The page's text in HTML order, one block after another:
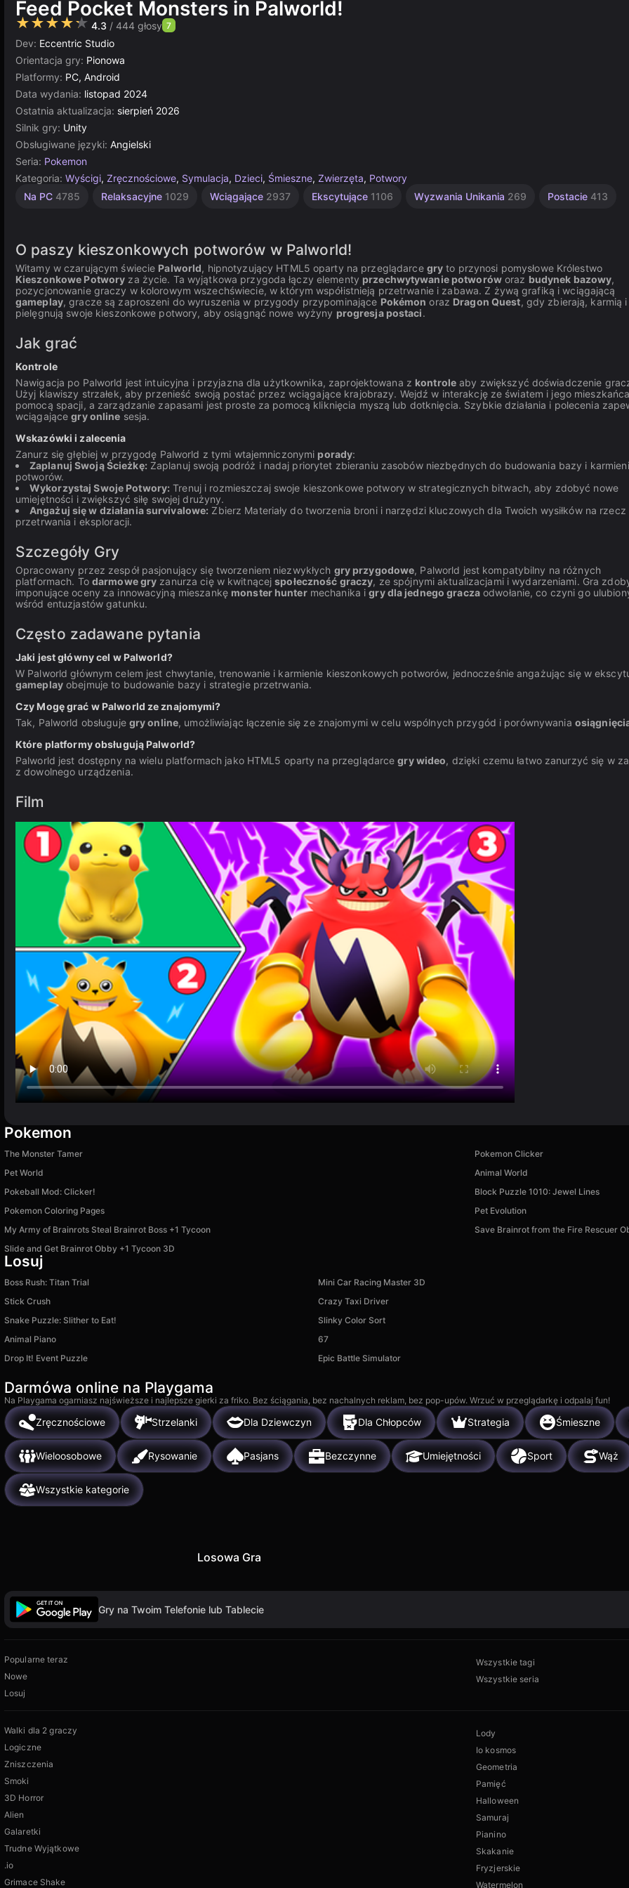
Feed Pocket Monsters in Palworld!
★★★★★ 4.3 / 444 głosy 7
Dev: Eccentric Studio
Orientacja gry: Pionowa
Platformy: PC, Android
Data wydania: listopad 2024
Ostatnia aktualizacja: sierpień 2026
Silnik gry: Unity
Obsługiwane języki: Angielski
Seria: Pokemon
Kategoria: Wyścigi, Zręcznościowe, Symulacja, Dzieci, Śmieszne, Zwierzęta, Potwory
Na PC 4785 Relaksacyjne 1029 Wciągające 2937 Ekscytujące 1106 Wyzwania Unikania 269 Postacie 413
Nieskończoność
Urocze
Edukacyjne
Łamigłówki
Zbieranie
Zręcznościowe
Komputerowe
Jednoosobowe
Rosyjskie
Proste
Multiplayer
Unity
O paszy kieszonkowych potworów w Palworld!
Witamy w czarującym świecie Palworld, hipnotyzujący HTML5 oparty na przeglądarce gry to przynosi pomysłowe Królestwo
Kieszonkowe Potwory za życie. Ta wyjątkowa przygoda łączy elementy przechwytywanie potworóworaz budynek bazowy,
pozycjonowanie graczy w kolorowym wszechświecie, w którym współistnieją przetrwanie i zabawa. Z żywą grafiką i wciągającą
gameplay, gracze są zaproszeni do wyruszenia w przygody przypominające Pokémon oraz Dragon Quest, gdy zbierają, karmią i
pielęgnują swoje kieszonkowe potwory, aby osiągnąć nowe wyżyny progresja postaci.
Jak grać
Kontrole
Nawigacja po Palworld jest intuicyjna i przyjazna dla użytkownika, zaprojektowana z kontrole aby zwiększyć doświadczenie
Użyj klawiszy strzałek, aby przenieść swoją postać przez wciągające krajobrazy. Wejdź w interakcję ze światem i jego
pomocą spacji, a zarządzanie zapasami jest proste za pomocą kliknięcia myszą lub dotknięcia. Szybkie działania i polecenia
wciągającegry online sesja.
Wskazówki i zalecenia
Zanurz się głębiej w przygodę Palworld z tymi wtajemniczonymi porady:
Zaplanuj Swoją Ścieżkę: Zaplanuj swoją podróż i nadaj priorytet zbieraniu zasobów niezbędnych do budowania bazy i
potworów.
Wykorzystaj Swoje Potwory: Trenuj i rozmieszczaj swoje kieszonkowe potwory w strategicznych bitwach, aby zdobyć nowe
umiejętności i zwiększyć siłę swojej drużyny.
Angażuj się w działania survivalowe: Zbierz Materiały do tworzenia broni i narzędzi kluczowych dla Twoich wysiłków na rzecz
przetrwania i eksploracji.
Szczegóły Gry
Opracowany przez zespół pasjonujący się tworzeniem niezwykłych gry przygodowe, Palworld jest kompatybilny na różnych
platformach. To darmowe gry zanurza cię w kwitnącejspołeczność graczy, ze spójnymi aktualizacjami i wydarzeniami. Gra
imponujące oceny za innowacyjną mieszankę monster huntermechanika igry dla jednego graczaodwołanie, co czyni go
wśród entuzjastów gatunku.
Często zadawane pytania
Jaki jest główny cel w Palworld?
W Palworld głównym celem jest chwytanie, trenowanie i karmienie kieszonkowych potworów, jednocześnie angażując się w
gameplayobejmuje to budowanie bazy i strategie przetrwania.
Czy Mogę grać w Palworld ze znajomymi?
Tak, Palworld obsługuje gry online, umożliwiając łączenie się ze znajomymi w celu wspólnych przygód i porównywania
Które platformy obsługują Palworld?
Palworld jest dostępny na wielu platformach jako HTML5 oparty na przeglądarcegry wideo, dzięki czemu łatwo zanurzyć się w
z dowolnego urządzenia.
Film
Pokemon
The Monster Tamer
Pokemon Clicker
Pet World
Animal World
Pokeball Mod: Clicker!
Block Puzzle 1010: Jewel Lines
Pokemon Coloring Pages
Pet Evolution
My Army of Brainrots Steal Brainrot Boss +1 Tycoon
Save Brainrot from the Fire Rescuer
Slide and Get Brainrot Obby +1 Tycoon 3D
Losuj
Boss Rush: Titan Trial Mini Car Racing Master 3D
Stick Crush
Crazy Taxi Driver
Snake Puzzle: Slither to Eat!
Slinky Color Sort
Animal Piano
67
Drop It! Event Puzzle
Epic Battle Simulator
Darmówa online na Playgama
Na Playgama ogarniasz najświeższe i najlepsze gierki za friko. Bez ściągania, bez nachalnych reklam, bez pop-upów. Wrzuć w przeglądarkę i odpalaj fun!
Zręcznościowe Strzelanki Dla Dziewczyn Dla Chłopców Strategia Śmieszne
Wieloosobowe Rysowanie Pasjans Bezczynne Umiejętności Sport Wąż
Wszystkie kategorie
Losowa Gra
Gry na Twoim Telefonie lub Tablecie
Popularne teraz
Nowe
Losuj
Wszystkie tagi
Wszystkie seria
Walki dla 2 graczy
Logiczne
Zniszczenia
Smoki
3D Horror
Alien
Galaretki
Trudne Wyjątkowe
.io
Grimace Shake
Lody
Io kosmos
Geometria
Pamięć
Halloween
Samuraj
Pianino
Skakanie
Fryzjerskie
Watermelon